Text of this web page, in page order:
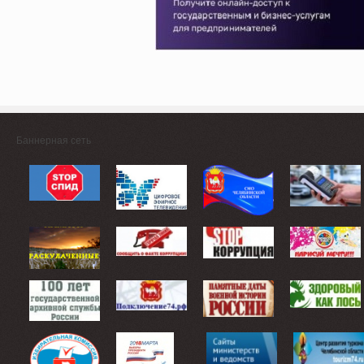
Баннерная сеть